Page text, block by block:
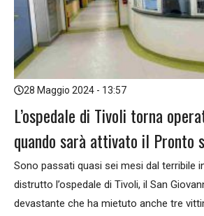
28 Maggio 2024 - 13:57
L’ospedale di Tivoli torna
quando sarà attivato il Pronto
Sono passati quasi sei mesi dal terribile
distrutto l’ospedale di Tivoli, il San
devastante che ha mietuto anche tre